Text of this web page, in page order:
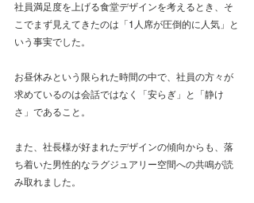
社員満足度を上げる食堂デザインを考えるとき、そ
こでまず見えてきたのは「1人席が圧倒的に人気」と
いう事実でした。
お昼休みという限られた時間の中で、社員の方々が
求めているのは会話ではなく「安らぎ」と「静け
さ」であること。
また、社長様が好まれたデザインの傾向からも、落
ち着いた男性的なラグジュアリー空間への共鳴が読
み取れました。